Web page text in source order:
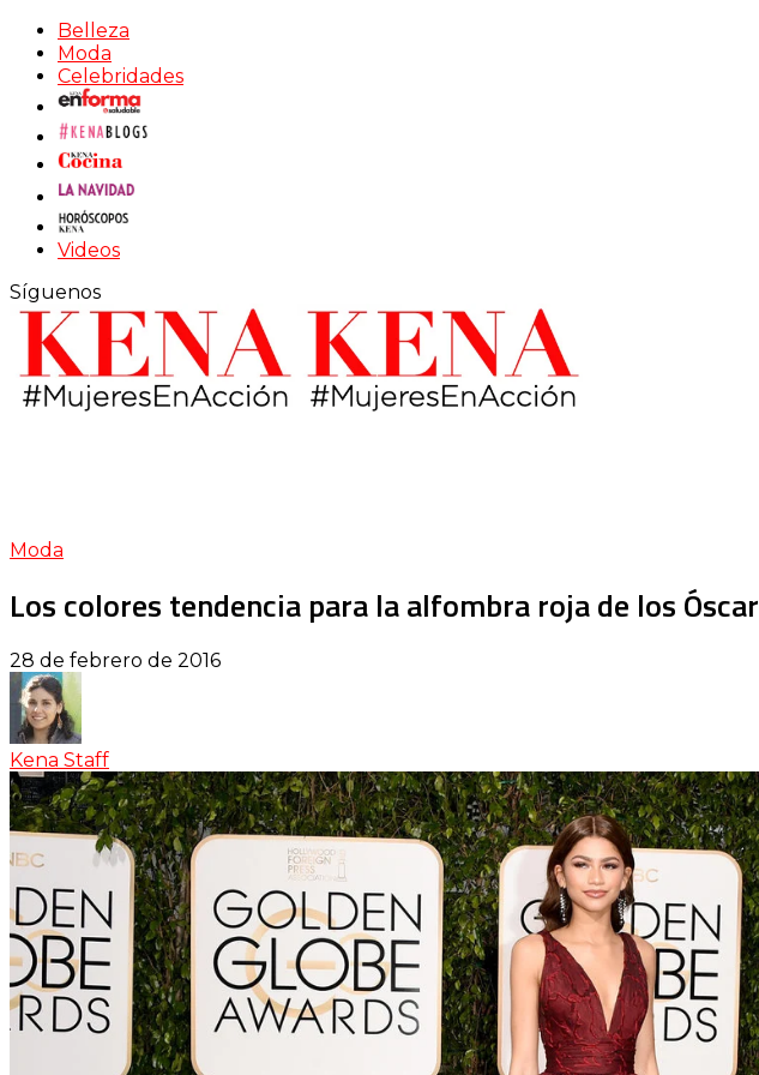
Belleza
Moda
Celebridades
Videos
Síguenos
Moda
Los colores tendencia para la alfombra roja de los Óscar
28 de febrero de 2016
Kena Staff